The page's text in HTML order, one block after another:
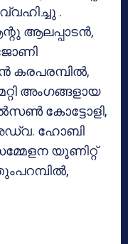
.
ആലപ്പാടന്‍,
കരപരമ്പില്‍,
അംഗങ്ങളായ
കോട്ടോളി,
അഡ്വ. ഹോബി
യൂണിറ്റ്